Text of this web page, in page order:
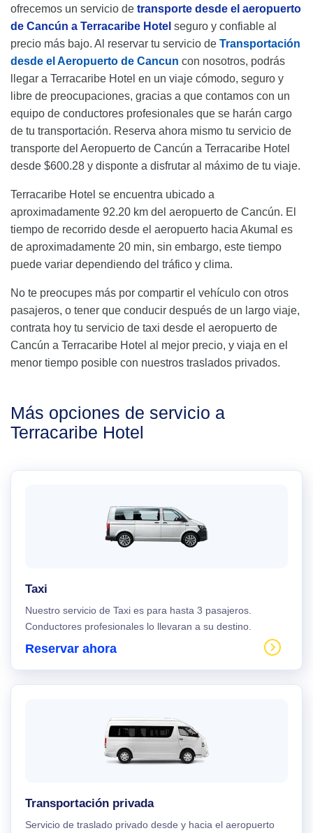
ofrecemos un servicio de transporte desde el aeropuerto
de Cancún a Terracaribe Hotel seguro y confiable al
precio más bajo. Al reservar tu servicio de Transportación
desde el Aeropuerto de Cancun con nosotros, podrás
llegar a Terracaribe Hotel en un viaje cómodo, seguro y
libre de preocupaciones, gracias a que contamos con un
equipo de conductores profesionales que se harán cargo
de tu transportación. Reserva ahora mismo tu servicio de
transporte del Aeropuerto de Cancún a Terracaribe Hotel
desde $600.28 y disponte a disfrutar al máximo de tu viaje.
Terracaribe Hotel se encuentra ubicado a
aproximadamente 92.20 km del aeropuerto de Cancún. El
tiempo de recorrido desde el aeropuerto hacia Akumal es
de aproximadamente 20 min, sin embargo, este tiempo
puede variar dependiendo del tráfico y clima.
No te preocupes más por compartir el vehículo con otros
pasajeros, o tener que conducir después de un largo viaje,
contrata hoy tu servicio de taxi desde el aeropuerto de
Cancún a Terracaribe Hotel al mejor precio, y viaja en el
menor tiempo posible con nuestros traslados privados.
Más opciones de servicio a
Terracaribe Hotel
Taxi
Nuestro servicio de Taxi es para hasta 3 pasajeros.
Conductores profesionales lo llevaran a su destino.
Reservar ahora
Transportación privada
Servicio de traslado privado desde y hacia el aeropuerto